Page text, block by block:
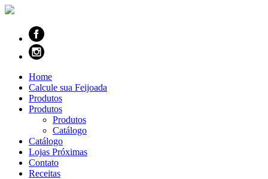
Home
Calcule sua Feijoada
Produtos
Produtos
Produtos
Catálogo
Catálogo
Lojas Próximas
Contato
Receitas